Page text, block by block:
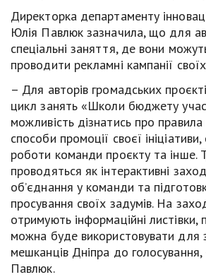
Директорка департаменту
Юлія Павлюк зазначила, що для
спеціальні заняття, де вони
проводити рекламні кампанії
– Для авторів громадських
цикл занять «Школи бюджету
можливість дізнатись про правила
способи промоції своєї ініціативи,
роботи команди проєкту та інше.
проводяться як інтерактивні
об’єднання у команди та
просування своїх задумів. На
отримують інформаційні листівки,
можна буде використовувати для
мешканців Дніпра до
Павлюк.